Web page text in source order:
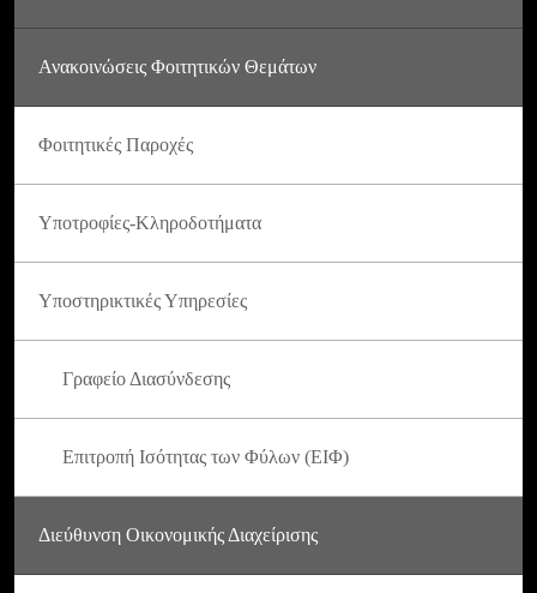
Ανακοινώσεις Φοιτητικών Θεμάτων
Φοιτητικές Παροχές
Υποτροφίες-Κληροδοτήματα
Υποστηρικτικές Υπηρεσίες
Γραφείο Διασύνδεσης
Επιτροπή Ισότητας των Φύλων (ΕΙΦ)
Διεύθυνση Οικονομικής Διαχείρισης